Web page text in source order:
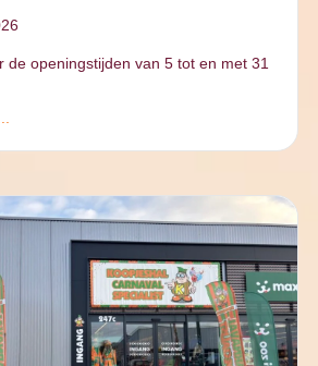
de openingstijden van 5 tot en met 31